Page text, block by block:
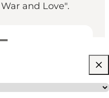
and Love".